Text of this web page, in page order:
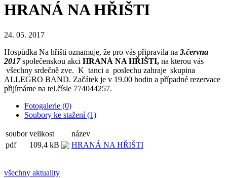
HRANÁ NA HŘIŠTI
24. 05. 2017
Hospůdka Na hřišti oznamuje, že pro vás připravila na 3.června
2017společenskou akci HRANÁ NA HŘIŠTI, na kterou vás
všechny srdečně zve. K tanci a poslechu zahraje skupina
ALLEGRO BAND. Začátek je v 19.00 hodin a případné rezervace
přijímáme na tel.čísle 774044257.
Fotogalerie (0)
Soubory ke stažení (1)
soubor velikost
název
pdf
109,4 kB HRANÁ NA HŘIŠTI
všechny aktuality